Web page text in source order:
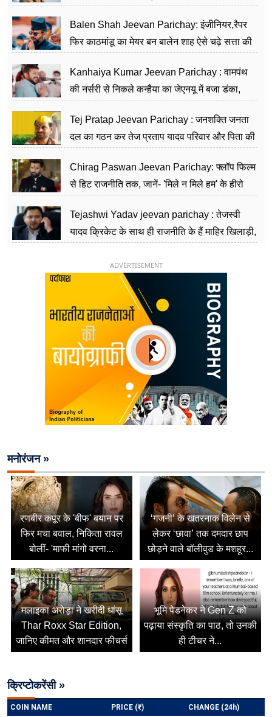
Balen Shah Jeevan Parichay: इंजीनियर,रैपर
फिर काठमांडू का मेयर बन बालेन शाह ऐसे चढ़े सत्ता की
Kanhaiya Kumar Jeevan Parichay : वामपंथ
की नर्सरी से निकले कन्हैया का जेएनयू में बजा डंका,
Tej Pratap Jeevan Parichay : जनशक्ति जनता
दल का गठन कर तेज प्रताप यादव परिवार और पिता की
Chirag Paswan Jeevan Parichay: फ्लॉप फिल्म
से हिट राजनीति तक, जानें- 'मिले न मिले हम' के हीरो
Tejashwi Yadav jeevan parichay : तेजस्वी
यादव क्रिकेट के साथ ही राजनीति के हैं माहिर खिलाड़ी,
ADVERTISEMENT
मनोरंजन »
रणबीर कपूर के 'बीफ' बयान पर
फिर मचा बवाल, निकिता रावल
बोलीं- 'माफी मांगो वरना...
‘गजनी’ के खतरनाक विलेन से
लेकर ‘छावा’ तक दमदार छाप
छोड़ने वाले बॉलीवुड के मशहूर...
मलाइका अरोड़ा ने खरीदी धांसू
Thar Roxx Star Edition,
जानिए कीमत और शानदार फीचर्स
भूमि पेडनेकर ने Gen Z को
पढ़ाया संस्कृति का पाठ, तो उनकी
ही टीचर ने...
क्रिप्टोकरेंसी »